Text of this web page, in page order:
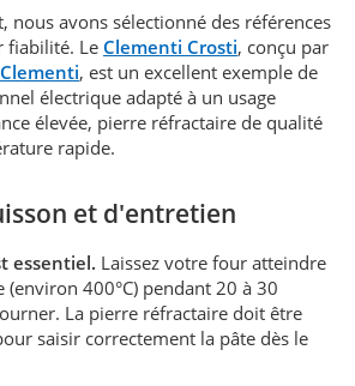
nous avons sélectionné des références
fiabilité. Le Clementi Crosti, conçu par
Clementi, est un excellent exemple de
électrique adapté à un usage
élevée, pierre réfractaire de qualité
rapide.
et d'entretien
essentiel. Laissez votre four atteindre
400°C) pendant 20 à 30
La pierre réfractaire doit être
saisir correctement la pâte dès le